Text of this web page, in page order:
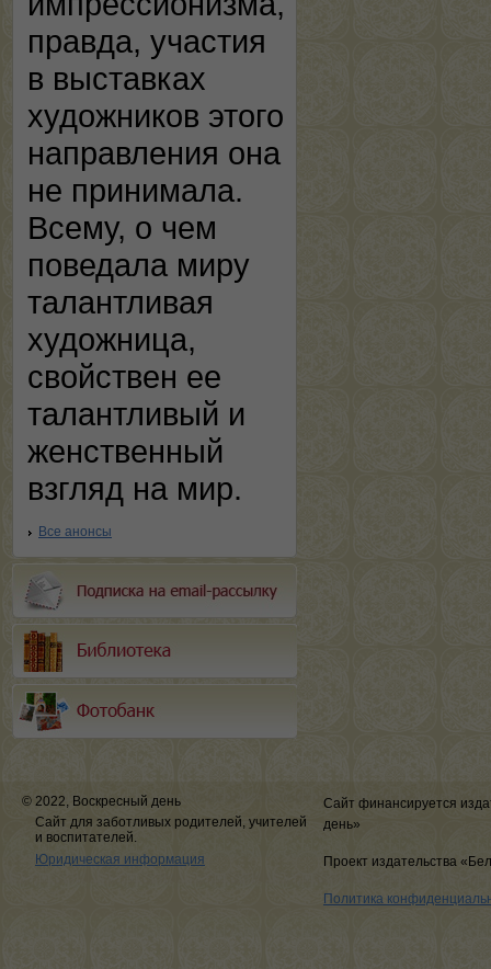
правда, участия
в выставках
художников этого
направления она
не принимала.
Всему, о чем
поведала миру
талантливая
художница,
свойствен ее
талантливый и
женственный
взгляд на мир.
Все анонсы
© 2022, Воскресный день
Сайт для заботливых родителей, учителей
и воспитателей.
Юридическая информация
Сайт финансируется
день»
Проект издательства
Политика